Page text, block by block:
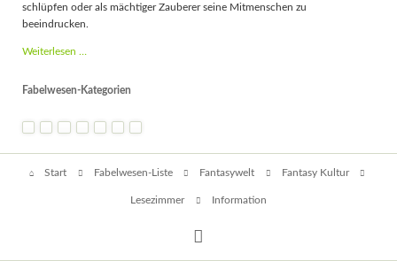
schlüpfen oder als mächtiger Zauberer seine Mitmenschen zu
beeindrucken.
Weiterlesen …
-
Gelegenheiten
Fabelwesen-Kategorien
Start Fabelwesen-Liste Fantasywelt Fantasy Kultur
Lesezimmer Information